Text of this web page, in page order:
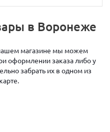
в Воронеже
магазине мы можем
оформлении заказа либо у
забрать их в одном из